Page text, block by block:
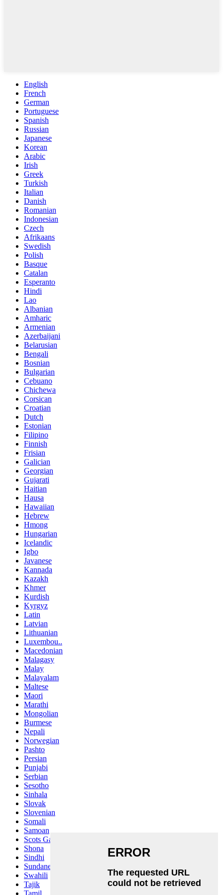
English
French
German
Portuguese
Spanish
Russian
Japanese
Korean
Arabic
Irish
Greek
Turkish
Italian
Danish
Romanian
Indonesian
Czech
Afrikaans
Swedish
Polish
Basque
Catalan
Esperanto
Hindi
Lao
Albanian
Amharic
Armenian
Azerbaijani
Belarusian
Bengali
Bosnian
Bulgarian
Cebuano
Chichewa
Corsican
Croatian
Dutch
Estonian
Filipino
Finnish
Frisian
Galician
Georgian
Gujarati
Haitian
Hausa
Hawaiian
Hebrew
Hmong
Hungarian
Icelandic
Igbo
Javanese
Kannada
Kazakh
Khmer
Kurdish
Kyrgyz
Latin
Latvian
Lithuanian
Luxembou..
Macedonian
Malagasy
Malay
Malayalam
Maltese
Maori
Marathi
Mongolian
Burmese
Nepali
Norwegian
Pashto
Persian
Punjabi
Serbian
Sesotho
Sinhala
Slovak
Slovenian
Somali
Samoan
Scots Gaelic
Shona
Sindhi
Sundanese
Swahili
Tajik
Tamil